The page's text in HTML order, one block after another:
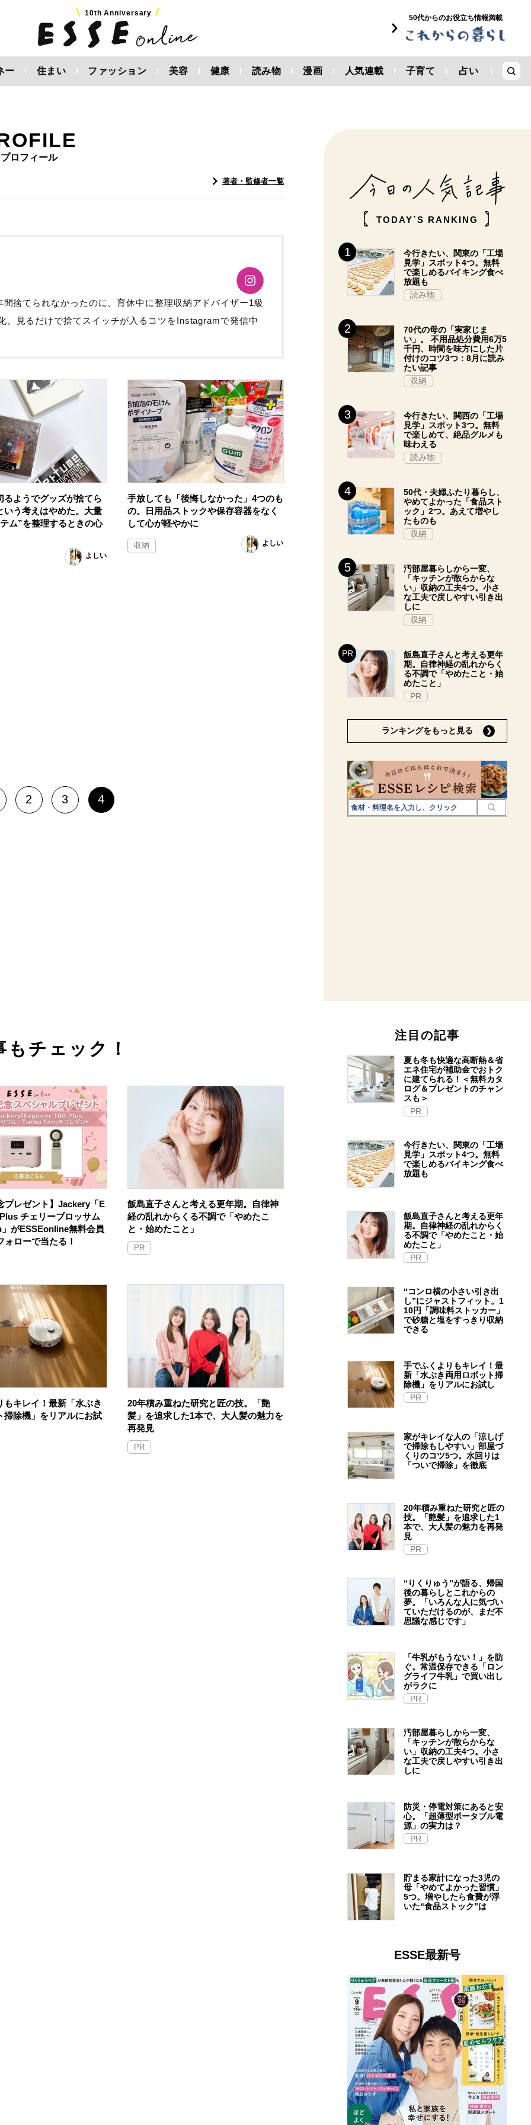
10th Anniversary
50代からのお役立ち情報満載
ー 住まい ファッション 美容 健康 読み物 漫画 人気連載 子育て 占い
プロフィール
著者・監修者一覧
捨てられなかったのに、育休中に整理収納アドバイザー1級
。見るだけで捨てスイッチが入るコツをInstagramで発信中
るようでグッズが捨てら
う考えはやめた。大量
ム”を整理するときの心
よしい
手放しても「後悔しなかった」4つのも
の。日用品ストックや保存容器をなく
して心が軽やかに
収納 よしい
2 3 4
もチェック！
プレゼント】Jackery「E
チェリーブロッサム
がESSEonline無料会員
ォローで当たる！
飯島直子さんと考える更年期。自律神
経の乱れからくる不調で「やめたこ
と・始めたこと」
PR
もキレイ！最新「水ぶき
掃除機」をリアルにお試
20年積み重ねた研究と匠の技。「艶
髪」を追求した1本で、大人髪の魅力を
再発見
PR
TODAY`S RANKING
今行きたい、関東の「工場
見学」スポット4つ。無料
で楽しめるバイキング食べ
放題も
読み物
70代の母の「実家じま
い」。 不用品処分費用6万5
千円、時間を味方にした片
付けのコツ3つ：8月に読み
たい記事
収納
今行きたい、関西の「工場
見学」スポット3つ。無料
で楽しめて、絶品グルメも
味わえる
読み物
50代・夫婦ふたり暮らし、
やめてよかった「食品スト
ック」2つ。あえて増やし
たものも
収納
汚部屋暮らしから一変、
「キッチンが散らからな
い」収納の工夫4つ。小さ
な工夫で戻しやすい引き出
しに
収納
飯島直子さんと考える更年
期。自律神経の乱れからく
る不調で「やめたこと・始
めたこと」
PR
ランキングをもっと見る
注目の記事
夏も冬も快適な高断熱＆省
エネ住宅が補助金でおトク
に建てられる！＜無料カタ
ログ＆プレゼントのチャン
スも＞
PR
今行きたい、関東の「工場
見学」スポット4つ。無料
で楽しめるバイキング食べ
放題も
飯島直子さんと考える更年
期。自律神経の乱れからく
る不調で「やめたこと・始
めたこと」
PR
“コンロ横の小さい引き出
し”にジャストフィット。1
10円「調味料ストッカー」
で砂糖と塩をすっきり収納
できる
手でふくよりもキレイ！最
新「水ぶき両用ロボット掃
除機」をリアルにお試し
PR
家がキレイな人の「涼しげ
で掃除もしやすい」部屋づ
くりのコツ5つ。水回りは
「ついで掃除」を徹底
20年積み重ねた研究と匠の
技。「艶髪」を追求した1
本で、大人髪の魅力を再発
見
PR
“りくりゅう”が語る、帰国
後の暮らしとこれからの
夢。「いろんな人に気づい
ていただけるのが、まだ不
思議な感じです」
「牛乳がもうない！」を防
ぐ。常温保存できる「ロン
グライフ牛乳」で買い出し
がラクに
PR
汚部屋暮らしから一変、
「キッチンが散らからな
い」収納の工夫4つ。小さ
な工夫で戻しやすい引き出
しに
防災・停電対策にあると安
心。「超薄型ポータブル電
源」の実力は？​
PR
貯まる家計になった3児の
母「やめてよかった習慣」
5つ。増やしたら食費が浮
いた“食品ストック”は
ESSE最新号